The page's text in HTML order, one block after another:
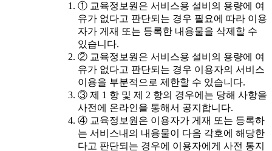
① 교육정보원은 서비스용 설비의 용량에 여
유가 없다고 판단되는 경우 필요에 따라 이용
자가 게재 또는 등록한 내용물을 삭제할 수
있습니다.
② 교육정보원은 서비스용 설비의 용량에 여
유가 없다고 판단되는 경우 이용자의 서비스
이용을 부분적으로 제한할 수 있습니다.
③ 제 1 항 및 제 2 항의 경우에는 당해 사항을
사전에 온라인을 통해서 공지합니다.
④ 교육정보원은 이용자가 게재 또는 등록하
는 서비스내의 내용물이 다음 각호에 해당한
다고 판단되는 경우에 이용자에게 사전 통지